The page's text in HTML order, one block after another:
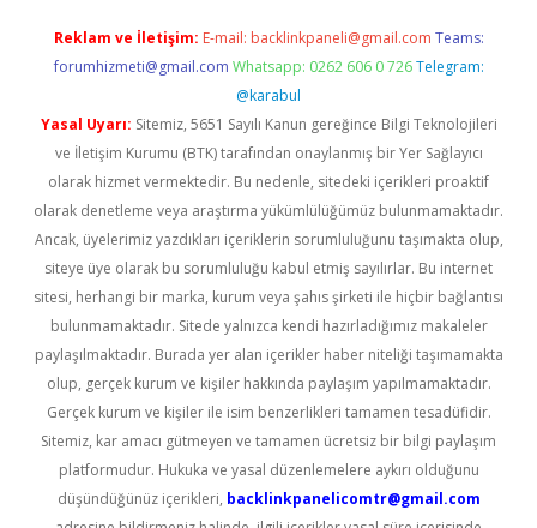
Reklam ve İletişim: E-mail: backlinkpaneli@gmail.com Teams:
forumhizmeti@gmail.com Whatsapp: 0262 606 0 726 Telegram:
@karabul
Yasal Uyarı: Sitemiz, 5651 Sayılı Kanun gereğince Bilgi Teknolojileri
ve İletişim Kurumu (BTK) tarafından onaylanmış bir Yer Sağlayıcı
olarak hizmet vermektedir. Bu nedenle, sitedeki içerikleri proaktif
olarak denetleme veya araştırma yükümlülüğümüz bulunmamaktadır.
Ancak, üyelerimiz yazdıkları içeriklerin sorumluluğunu taşımakta olup,
siteye üye olarak bu sorumluluğu kabul etmiş sayılırlar. Bu internet
sitesi, herhangi bir marka, kurum veya şahıs şirketi ile hiçbir bağlantısı
bulunmamaktadır. Sitede yalnızca kendi hazırladığımız makaleler
paylaşılmaktadır. Burada yer alan içerikler haber niteliği taşımamakta
olup, gerçek kurum ve kişiler hakkında paylaşım yapılmamaktadır.
Gerçek kurum ve kişiler ile isim benzerlikleri tamamen tesadüfidir.
Sitemiz, kar amacı gütmeyen ve tamamen ücretsiz bir bilgi paylaşım
platformudur. Hukuka ve yasal düzenlemelere aykırı olduğunu
düşündüğünüz içerikleri, backlinkpanelicomtr@gmail.com